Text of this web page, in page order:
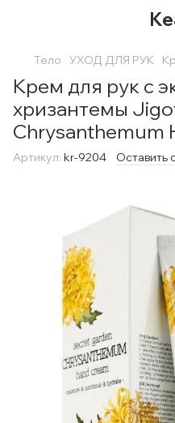
Тело УХОД ДЛЯ РУК
Крем для рук с
хризантемы
Chrysanthemum
Артикул: kr-9204 Оставить